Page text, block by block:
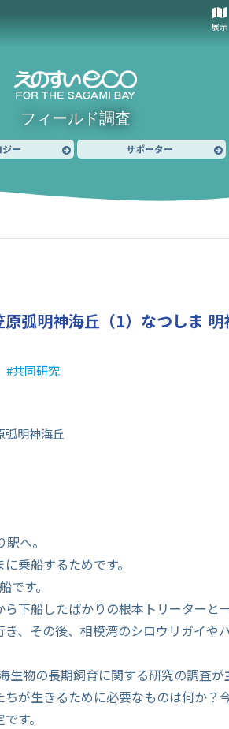
展示
フィールド調査
ー サポーター
弧明神海丘（1） なつしま
共同研究
弧明神海丘
へ。
乗船するためです。
です。
下船したばかりの根本トリーターと一
、その後、相模湾のシロウリガイや
生物の長期飼育に関する研究の調査
が生きるために必要なものは何か？
す。